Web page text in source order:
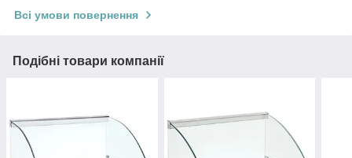
Всі умови повернення
Подібні товари компанії